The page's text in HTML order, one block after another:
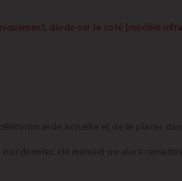
diode sur le coté (modèle
actuelle et de le placer
clé minute) ou alors